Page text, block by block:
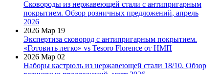
Сковороды из нержавеющей стали с антипригарным
покрытием. Обзор розничных предложений, апрель
2026
2026 Мар 19
Экспертиза сковород с антипригарным покрытием.
«Готовить легко» vs Tesoro Florence от НМП
2026 Мар 02
Наборы кастрюль из нержавеющей стали 18/10. Обзор